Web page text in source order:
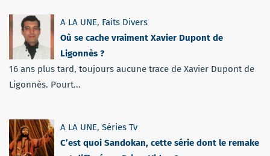
A LA UNE, Faits Divers
Où se cache vraiment Xavier Dupont de
Ligonnès ?
16 ans plus tard, toujours aucune trace de Xavier Dupont de
Ligonnès. Pourt...
A LA UNE, Séries Tv
C’est quoi Sandokan, cette série dont le remake